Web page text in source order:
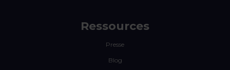
Ressources
Presse
Blog